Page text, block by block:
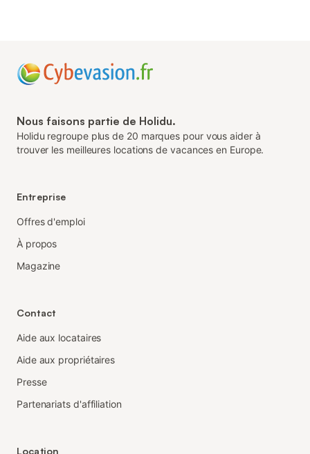
Nous faisons partie de Holidu.
Holidu regroupe plus de 20 marques pour vous aider à
trouver les meilleures locations de vacances en Europe.
Entreprise
Offres d'emploi
À propos
Magazine
Contact
Aide aux locataires
Aide aux propriétaires
Presse
Partenariats d'affiliation
Location